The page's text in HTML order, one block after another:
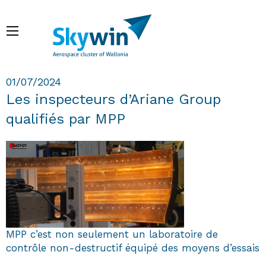
contenu
Fil d'Ariane
01/07/2024
Les inspecteurs d’Ariane Group
qualifiés par MPP
MPP c’est non seulement un laboratoire de
contrôle non-destructif équipé des moyens d’essais